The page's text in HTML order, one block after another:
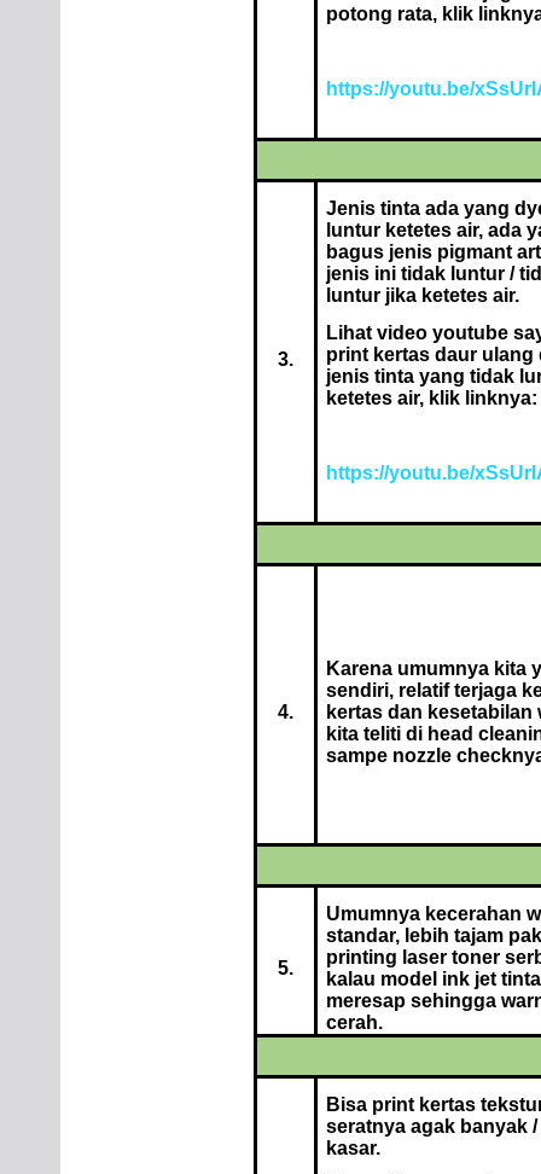
potong rata, klik
https://youtu.be/
3.
Jenis tinta ada yang
luntur ketetes air, ada
bagus jenis pigmant
jenis ini tidak luntur /
luntur jika ketetes air.
Lihat video youtube
print kertas daur ulang
jenis tinta yang tidak
ketetes air, klik linknya:
https://youtu.be/
4.
Karena umumnya kita
sendiri, relatif terjaga
kertas dan kesetabilan
kita teliti di head
sampe nozzle
5.
Umumnya kecerahan
standar, lebih tajam
printing laser toner
kalau model ink jet
meresap sehingga
cerah.
Bisa print kertas
seratnya agak banyak
kasar.